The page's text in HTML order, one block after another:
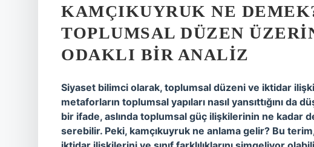
KAMÇIKUYRUK NE
TOPLUMSAL DÜZEN
ODAKLI BIR ANALIZ
Siyaset bilimci olarak, toplumsal düzeni ve iktidar
metaforların toplumsal yapıları nasıl yansıttığını da
bir ifade, aslında toplumsal güç ilişkilerinin ne kadar
serebilir. Peki, kamçıkuyruk ne anlama gelir? Bu